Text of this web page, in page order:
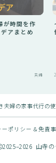
が時間を作
アまとめ
夫婦
夫婦の家事代行の
ーポリシー＆免責
2025–2026 山寺